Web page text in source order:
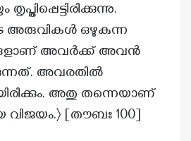
അരുവികള്‍ ഒഴുകുന്ന
അവര്‍ക്ക് അവന്‍
അവരതില്‍
അതു തന്നെയാണ്
[തൗബഃ 100]